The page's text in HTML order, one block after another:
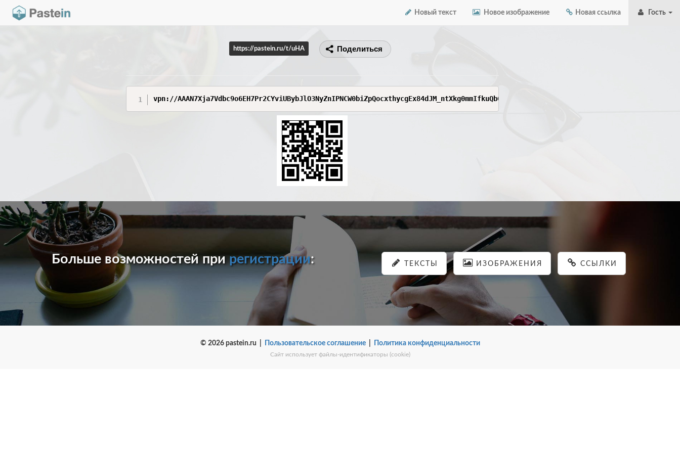
Новый текст Новое изображение Новая ссылка Гость
https://pastein.ru/t/uHA Поделиться
vpn://AAAN7Xja7Vdbc9o6EH7Pr2CYviUBybJlO3NyZnIPNCW0biZpQocxthycgEx84dJM_ntXkg0mmIfkuQbGq28_7a7k3UV-
Больше возможностей прирегистрации: ТЕКСТЫ ИЗОБРАЖЕНИЯ ССЫЛКИ
© 2026 pastein.ru | Пользовательское соглашение| Политика конфиденциальности
Сайт использует файлы-идентификаторы (cookie)